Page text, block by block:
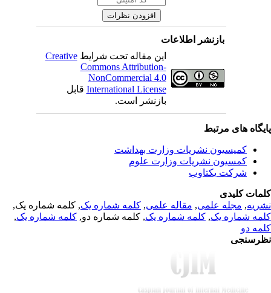
بازنشر اطلاعات
این مقاله تحت شرایطCreative
Commons Attribution-
NonCommercial 4.0
International Licenseقابل
بازنشر است.
های مرتبط
کمیسیون نشریات وزارت بهداشت
کمسیون نشریات وزارت علوم
شرکت یکتاوب
کلیدی
,مجله علمی, مقاله علمی, کلمه شماره یک, کلمه شماره یک,
شماره یک,کلمه شماره یک, کلمه شماره دو,کلمه شماره یک,
دو